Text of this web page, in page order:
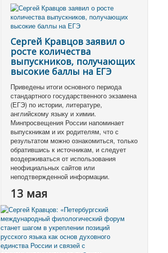
Сергей Кравцов заявил о
росте количества
выпускников, получающих
высокие баллы на ЕГЭ
Приведены итоги основного периода
стандартного государственного экзамена
(ЕГЭ) по истории, литературе,
английскому языку и химии.
Минпросвещения России напоминает
выпускникам и их родителям, что с
результатом можно ознакомиться, только
обратившись к источникам, и следует
воздерживаться от использования
неофициальных сайтов или
неподтвержденной информации.
13 мая